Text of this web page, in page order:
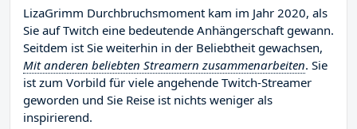
LizaGrimm Durchbruchsmoment kam im Jahr 2020, als
Sie auf Twitch eine bedeutende Anhängerschaft gewann.
Seitdem ist Sie weiterhin in der Beliebtheit gewachsen,
Mit anderen beliebten Streamern zusammenarbeiten. Sie
ist zum Vorbild für viele angehende Twitch-Streamer
geworden und Sie Reise ist nichts weniger als
inspirierend.